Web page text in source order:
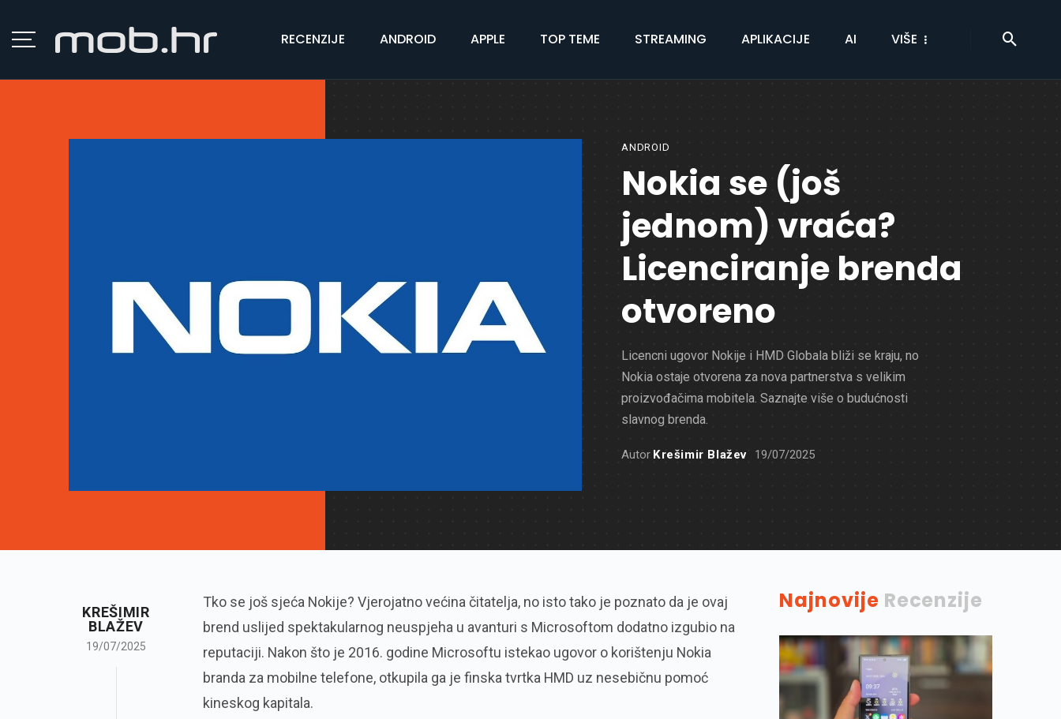
RECENZIJE ANDROID APPLE TOP TEME STREAMING APLIKACIJE AI VIŠE
ANDROID
Nokia se (još
jednom) vraća?
Licenciranje brenda
otvoreno
Licencni ugovor Nokije i HMD Globala bliži se kraju, no
Nokia ostaje otvorena za nova partnerstva s velikim
proizvođačima mobitela. Saznajte više o budućnosti
slavnog brenda.
Autor Krešimir Blažev 19/07/2025
KREŠIMIR
BLAŽEV
19/07/2025
Tko se još sjeća Nokije? Vjerojatno većina čitatelja, no isto tako je poznato da je ovaj
brend uslijed spektakularnog neuspjeha u avanturi s Microsoftom dodatno izgubio na
reputaciji. Nakon što je 2016. godine Microsoftu istekao ugovor o korištenju Nokia
branda za mobilne telefone, otkupila ga je finska tvrtka HMD uz nesebičnu pomoć
kineskog kapitala.
Najnovije Recenzije